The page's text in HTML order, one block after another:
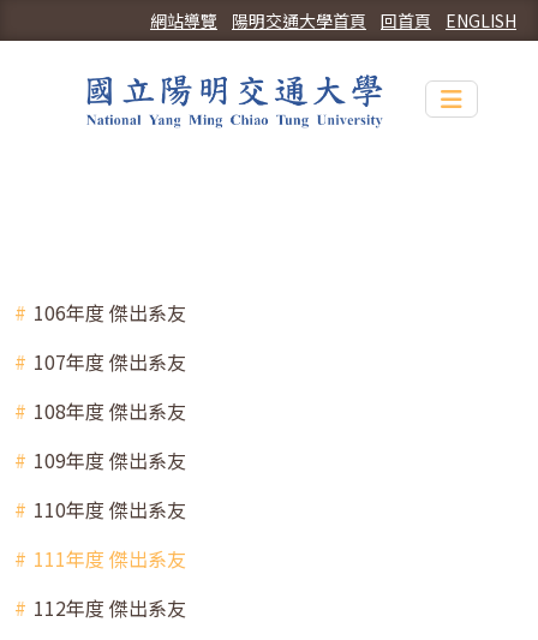
ENGLISH
回首頁
陽明交通大學首頁
網站導覽
Toggle
106年度 傑出系友
107年度 傑出系友
108年度 傑出系友
109年度 傑出系友
110年度 傑出系友
111年度 傑出系友
112年度 傑出系友